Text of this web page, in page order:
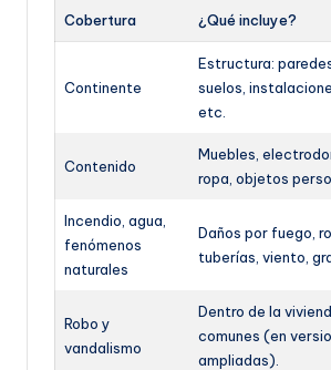
Cobertura ¿Qué incluye?
Continente
Estructura:
suelos,
etc.
Contenido
Muebles,
ropa, objetos
Incendio, agua,
fenómenos
naturales
Daños por fuego,
tuberías, viento,
Robo y
vandalismo
Dentro de la
comunes (en
ampliadas).